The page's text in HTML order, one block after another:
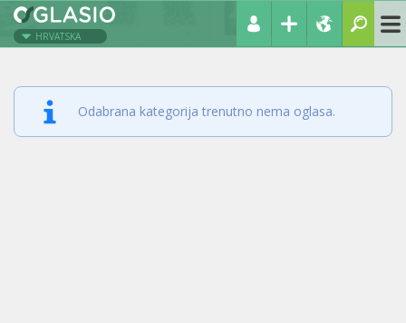
HRVATSKA
Odabrana kategorija trenutno nema oglasa.